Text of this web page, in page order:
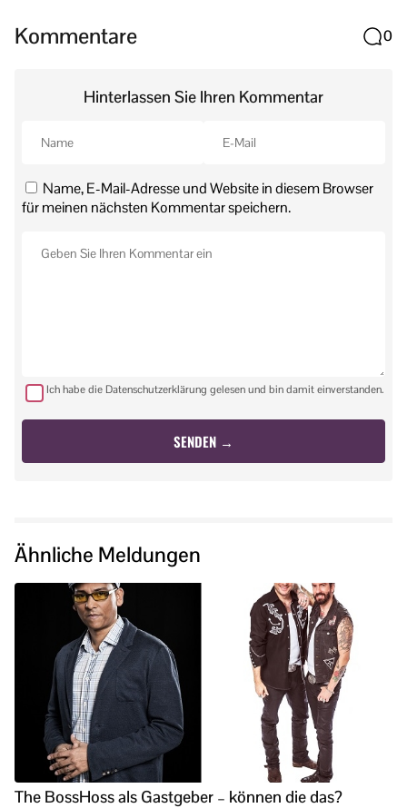
Kommentare 0
Hinterlassen Sie Ihren Kommentar
Name, E-Mail-Adresse und Website in diesem Browser
für meinen nächsten Kommentar speichern.
Ich habe die Datenschutzerklärung gelesen und bin damit einverstanden.
Ähnliche Meldungen
The BossHoss als Gastgeber – können die das?